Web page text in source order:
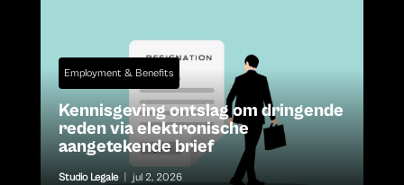
Employment & Benefits
Kennisgeving ontslag om dringende
reden via elektronische
aangetekende brief
Studio Legale jul 2, 2026